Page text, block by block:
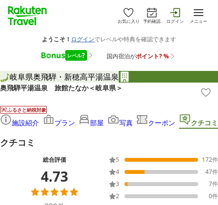
お気に入り 予約確認 ログイン メニュー
岐阜県奥飛騨・新穂高平湯温泉
奥飛騨平湯温泉 旅館たなか＜岐阜県＞
ふるさと納税対象
施設紹介 プラン 部屋 写真 クーポン クチコミ
クチコミ
総合評価
4.73
5 172件
4
47件
3
7件
2
0件